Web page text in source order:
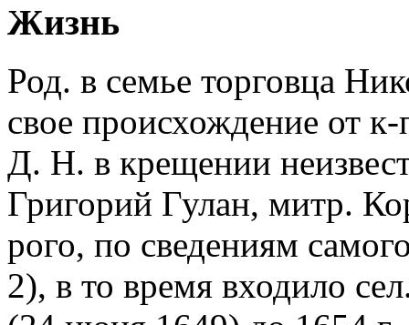
Жизнь
Род. в семье торговца
свое происхождение от
Д. Н. в крещении
Григорий Гулан, митр.
рого, по сведениям
2), в то время входило